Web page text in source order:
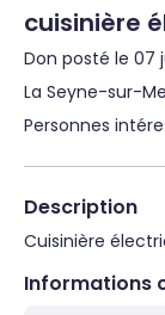
cuisinière
Don posté le 07
La Seyne-sur-
Personnes
Description
Cuisinière
Informations